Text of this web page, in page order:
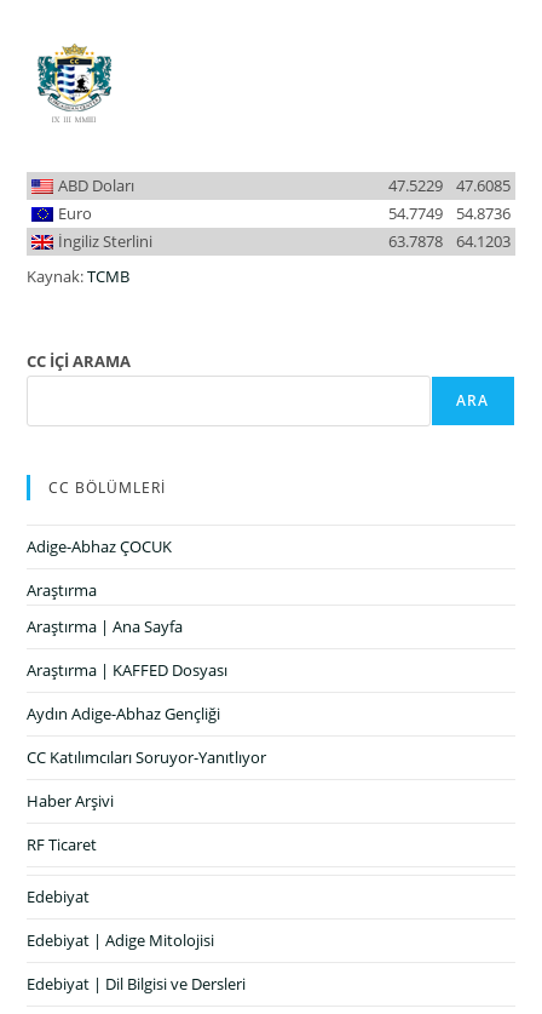
ABD Doları 47.6085
47.5229
Euro
54.8736
54.7749
İngiliz Sterlini
64.1203
63.7878
Kaynak:TCMB
CC İÇİ ARAMA
ARA
CC BÖLÜMLERİ
Adige-Abhaz ÇOCUK
Araştırma
Araştırma | Ana Sayfa
Araştırma | KAFFED Dosyası
Aydın Adige-Abhaz Gençliği
CC Katılımcıları Soruyor-Yanıtlıyor
Haber Arşivi
RF Ticaret
Edebiyat
Edebiyat | Adige Mitolojisi
Edebiyat | Dil Bilgisi ve Dersleri